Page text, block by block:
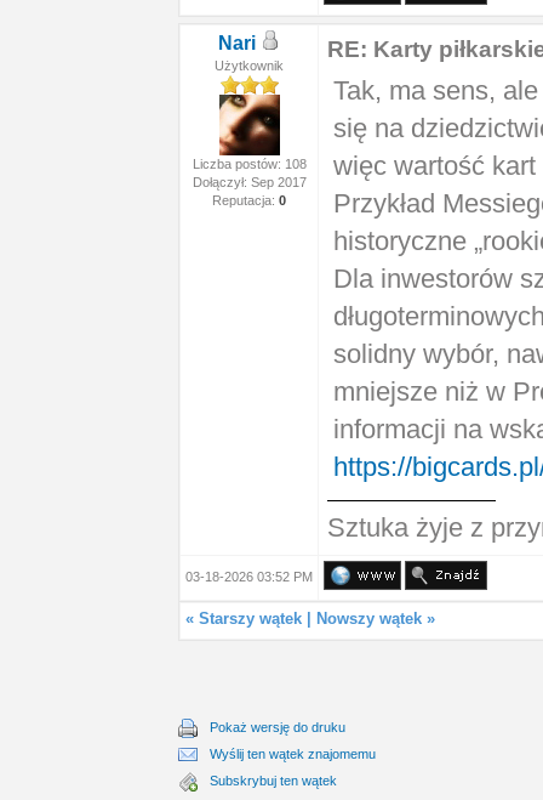
Nari
Użytkownik
Liczba postów: 108
Dołączył: Sep 2017
Reputacja: 0
RE: Karty
Tak, ma sens,
się na
więc wartość kart
Przykład
historyczne
Dla inwestorów
solidny wybór,
mniejsze niż w
informacji na
https://
Sztuka żyje z
03-18-2026 03:52 PM
« Starszy wątek Nowszy wątek »
Pokaż wersję do druku
Wyślij ten wątek znajomemu
Subskrybuj ten wątek